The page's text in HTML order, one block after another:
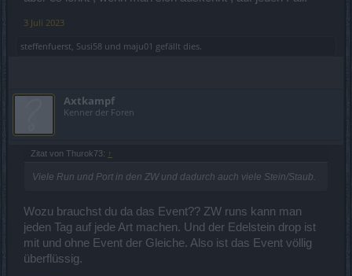
3 Juli 2023
steffenfuerst, Susi58 und maju01 gefällt dies.
Axtkampf
Kenner der Foren
Zitat von Thurok73: ↑
Viele Run und Port in den ZW und dadurch auch viele Stein/Staub.
Wozu brauchst du da das Event?? ZW runs kann man
jeden Tag auf jede Art machen. Und der Edelstein drop ist
mit und ohne Event der Gleiche. Also ist das Event völlig
überflüssig.